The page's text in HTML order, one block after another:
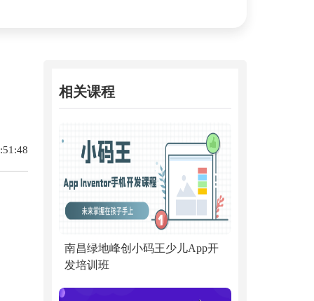
相关课程
南昌绿地峰创小码王少儿App开
发培训班